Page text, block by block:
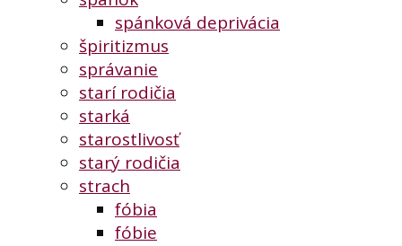
spánková deprivácia
špiritizmus
správanie
starí rodičia
starká
starostlivosť
starý rodičia
strach
fóbia
fóbie